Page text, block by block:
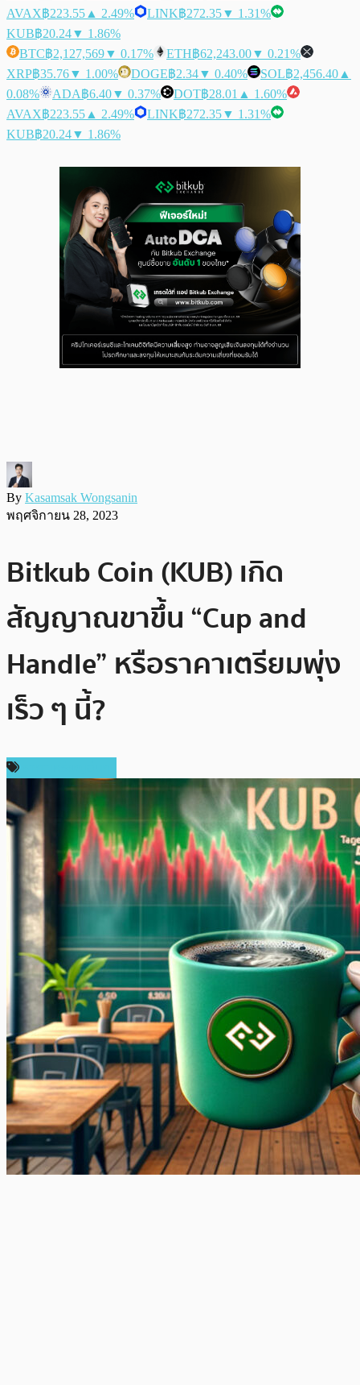
AVAX฿223.55 ▲ 2.49% LINK฿272.35▼ 1.31%
KUB฿20.24▼ 1.86%
BTC฿2,127,569▼ 0.17% ETH฿62,243.00▼ 0.21%
XRP฿35.76▼ 1.00% DOGE฿2.34▼ 0.40% SOL฿2,456.40 ▲
0.08%
ADA฿6.40▼ 0.37% DOT฿28.01 ▲ 1.60%
AVAX฿223.55 ▲ 2.49% LINK฿272.35▼ 1.31%
KUB฿20.24▼ 1.86%
By Kasamsak Wongsanin
พฤศจิกายน 28, 2023
Bitkub Coin (KUB) เกิด
สัญญาณขาขึ้น “Cup and
Handle” หรือราคาเตรียมพุ่ง
เร็ว ๆ นี้?